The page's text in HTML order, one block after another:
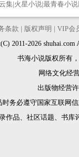
集 火星小说 最青春小
条款 版权声明
VIP会
2011-2026
书海小说版权所有
网络文化经
出版物经营
务必遵守国家互联网
作品、社区话题、书库